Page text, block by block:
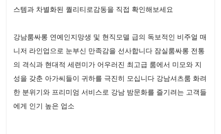
스템과 차별화된 퀄리티로감동을 직접 확인해보세요
강남룸싸롱 연예인지망생 및 현직모델 급의 독보적인 비주얼 매
니저 라인업으로 눈부신 만족감을 선사합니다 잠실룸싸롱 전통
의 격식과 현대적 세련미가 어우러진 최고급 룸에서 미모와 지
성을 갖춘 아가씨들이 귀하를 극진히 모십니다 강남셔츠룸 화려
한 분위기와 프리미엄 서비스로 강남 밤문화를 즐기려는 고객들
에게 인기 높은 업소